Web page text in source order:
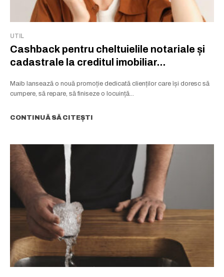
UTIL
Cashback pentru cheltuielile notariale și
cadastrale la creditul imobiliar...
Maib lansează o nouă promoție dedicată clienților care își doresc să
cumpere, să repare, să finiseze o locuință...
CONTINUĂ SĂ CITEȘTI